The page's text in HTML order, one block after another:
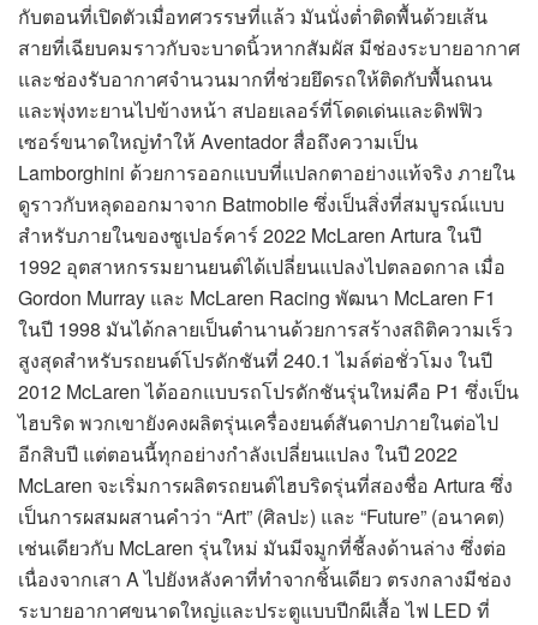
กับตอนที่เปิดตัวเมื่อทศวรรษที่แล้ว มันนั่งต่ำติดพื้นด้วยเส้น
สายที่เฉียบคมราวกับจะบาดนิ้วหากสัมผัส มีช่องระบายอากาศ
และช่องรับอากาศจำนวนมากที่ช่วยยึดรถให้ติดกับพื้นถนน
และพุ่งทะยานไปข้างหน้า สปอยเลอร์ที่โดดเด่นและดิฟฟิว
เซอร์ขนาดใหญ่ทำให้ Aventador สื่อถึงความเป็น
Lamborghini ด้วยการออกแบบที่แปลกตาอย่างแท้จริง ภายใน
ดูราวกับหลุดออกมาจาก Batmobile ซึ่งเป็นสิ่งที่สมบูรณ์แบบ
สำหรับภายในของซูเปอร์คาร์ 2022 McLaren Artura ในปี
1992 อุตสาหกรรมยานยนต์ได้เปลี่ยนแปลงไปตลอดกาล เมื่อ
Gordon Murray และ McLaren Racing พัฒนา McLaren F1
ในปี 1998 มันได้กลายเป็นตำนานด้วยการสร้างสถิติความเร็ว
สูงสุดสำหรับรถยนต์โปรดักชันที่ 240.1 ไมล์ต่อชั่วโมง ในปี
2012 McLaren ได้ออกแบบรถโปรดักชันรุ่นใหม่คือ P1 ซึ่งเป็น
ไฮบริด พวกเขายังคงผลิตรุ่นเครื่องยนต์สันดาปภายในต่อไป
อีกสิบปี แต่ตอนนี้ทุกอย่างกำลังเปลี่ยนแปลง ในปี 2022
McLaren จะเริ่มการผลิตรถยนต์ไฮบริดรุ่นที่สองชื่อ Artura ซึ่ง
เป็นการผสมผสานคำว่า “Art” (ศิลปะ) และ “Future” (อนาคต)
เช่นเดียวกับ McLaren รุ่นใหม่ มันมีจมูกที่ชี้ลงด้านล่าง ซึ่งต่อ
เนื่องจากเสา A ไปยังหลังคาที่ทำจากชิ้นเดียว ตรงกลางมีช่อง
ระบายอากาศขนาดใหญ่และประตูแบบปีกผีเสื้อ ไฟ LED ที่